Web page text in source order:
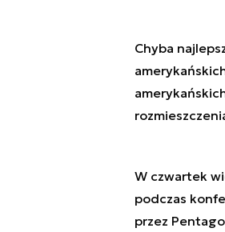
Chyba
W czwartek
podczas
przez